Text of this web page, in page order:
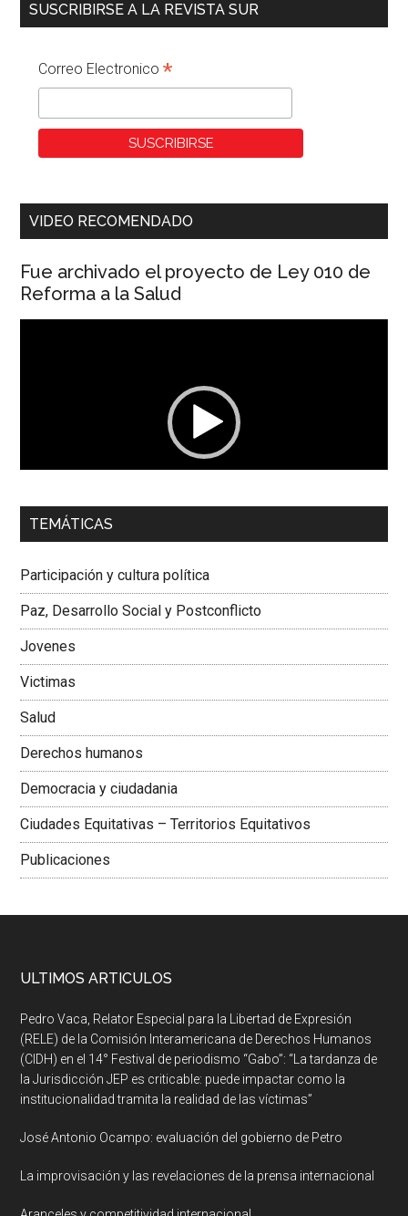
SUSCRIBIRSE A LA REVISTA SUR
Correo Electronico*
VIDEO RECOMENDADO
Fue archivado el proyecto de Ley 010 de
Reforma a la Salud
00:00 01:04
Dra. Carolina Corcho Mejía,Presidenta Corporación
Colombiana
TEMÁTICAS
Participación y cultura política
Paz, Desarrollo Social y Postconflicto
Jovenes
Victimas
Salud
Derechos humanos
Democracia y ciudadania
Ciudades Equitativas – Territorios Equitativos
Publicaciones
ULTIMOS ARTICULOS
Pedro Vaca, Relator Especial para la Libertad de Expresión
(RELE) de la Comisión Interamericana de Derechos Humanos
(CIDH) en el 14° Festival de periodismo “Gabo”: “La tardanza de
la Jurisdicción JEP es criticable: puede impactar como la
institucionalidad tramita la realidad de las víctimas”
José Antonio Ocampo: evaluación del gobierno de Petro
La improvisación y las revelaciones de la prensa internacional